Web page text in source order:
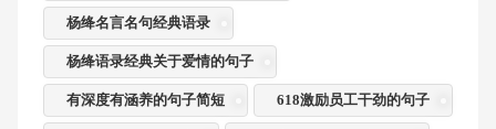
杨绛名言名句经典语录
杨绛语录经典关于爱情的句子
有深度有涵养的句子简短 618激励员工干劲的句子